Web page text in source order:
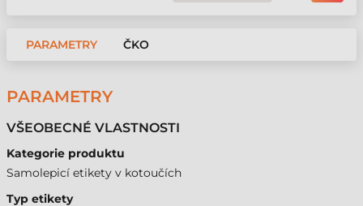
PARAMETRY ČKO
PARAMETRY
VŠEOBECNÉ VLASTNOSTI
Kategorie produktu
Samolepicí etikety v kotoučích
Typ etikety